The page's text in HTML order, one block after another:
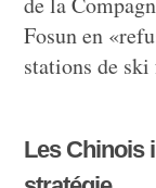
Fosun en
stations de ski
Les Chinois